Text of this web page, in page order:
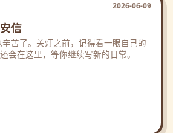
2026-06-09
信
会在这里，等你继续写新的日常。